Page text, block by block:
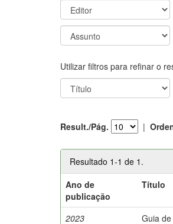
Utilizar filtros para refinar o
Result./Pág. |
Resultado 1-1 de 1.
Ano de
publicação
Título
2023
Guia